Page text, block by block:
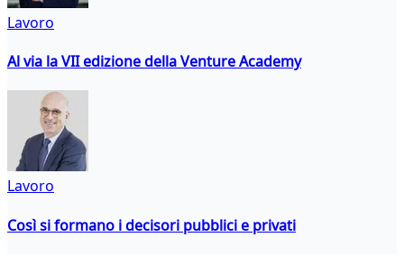
Lavoro
Al via la VII edizione della Venture Academy
Lavoro
Così si formano i decisori pubblici e privati